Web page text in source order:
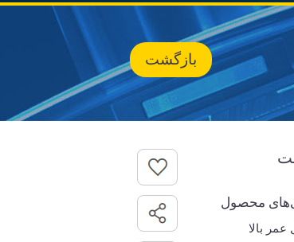
بازگشت
محصول
بالا